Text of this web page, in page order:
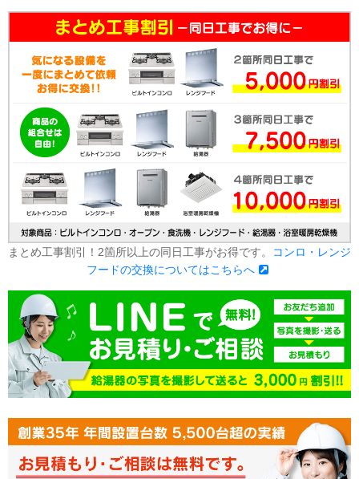
まとめ工事割引！2箇所以上の同日工事がお得です。
コンロ・レンジ
フードの交換についてはこちらへ